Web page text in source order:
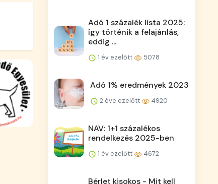
Adó 1 százalék lista 2025:
így történik a felajánlás,
eddig ...
1 év ezelőtt 5078
Adó 1% eredmények 2023
2 éve ezelőtt 4920
NAV: 1+1 százalékos
rendelkezés 2025-ben
1 év ezelőtt 4672
Bérlet kisokos - Mit kell